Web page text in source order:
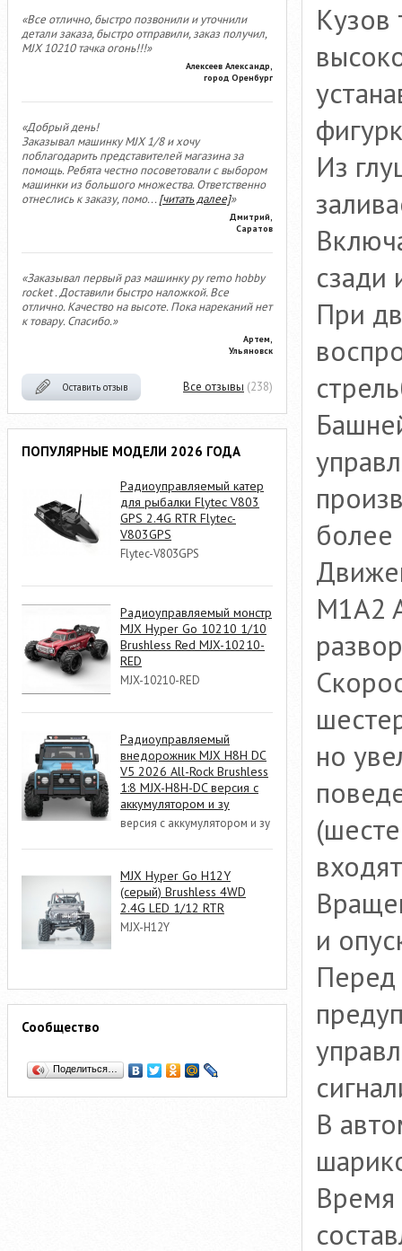
«Все отлично, быстро позвонили и уточнили
детали заказа, быстро отправили, заказ получил,
MJX 10210 тачка огонь!!!»
Алексеев Александр,
город Оренбург
«Добрый день!
Заказывал машинку MJX 1/8 и хочу
поблагодарить представителей магазина за
помощь. Ребята честно посоветовали с выбором
машинки из большого множества. Ответственно
отнеслись к заказу, помо...[читать далее]»
Дмитрий,
Саратов
«Заказывал первый раз машинку ру remo hobby
rocket . Доставили быстро наложкой. Все
отлично. Качество на высоте. Пока нареканий нет
к товару. Спасибо.»
Артем,
Ульяновск
Оставить отзыв Все отзывы (238)
ПОПУЛЯРНЫЕ МОДЕЛИ 2026 ГОДА
Радиоуправляемый катер
для рыбалки Flytec V803
GPS 2.4G RTR Flytec-
V803GPS
Flytec-V803GPS
Радиоуправляемый монстр
MJX Hyper Go 10210 1/10
Brushless Red MJX-10210-
RED
MJX-10210-RED
Радиоуправляемый
внедорожник MJX H8H DC
V5 2026 All-Rock Brushless
1:8 MJX-H8H-DC версия с
аккумулятором и зу
версия с аккумулятором и зу
MJX Hyper Go H12Y
(серый) Brushless 4WD
2.4G LED 1/12 RTR
MJX-H12Y
Сообщество
Поделиться…
Кузов
Из
сзади
При
более
M1A2
но
и
Перед
В
Время